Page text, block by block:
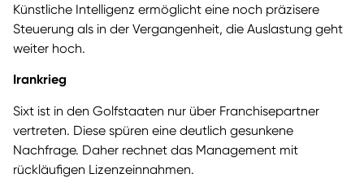
Künstliche Intelligenz ermöglicht eine noch präzisere
Steuerung als in der Vergangenheit, die Auslastung geht
weiter hoch.
Irankrieg
Sixt ist in den Golfstaaten nur über Franchisepartner
vertreten. Diese spüren eine deutlich gesunkene
Nachfrage. Daher rechnet das Management mit
rückläufigen Lizenzeinnahmen.